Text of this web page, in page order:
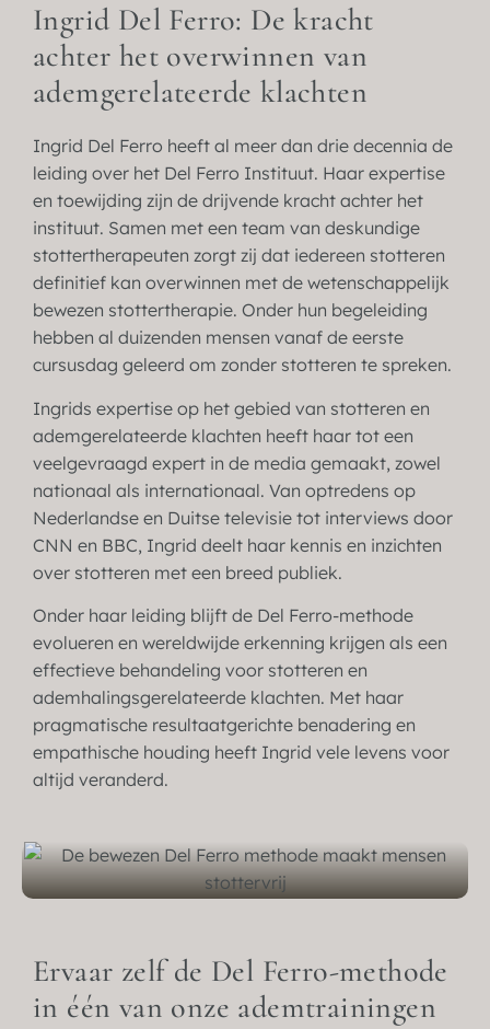
Ingrid Del Ferro: De kracht
achter het overwinnen van
ademgerelateerde klachten
Ingrid Del Ferro heeft al meer dan drie decennia de
leiding over het Del Ferro Instituut. Haar expertise
en toewijding zijn de drijvende kracht achter het
instituut. Samen met een team van deskundige
stottertherapeuten zorgt zij dat iedereen stotteren
definitief kan overwinnen met de wetenschappelijk
bewezen stottertherapie. Onder hun begeleiding
hebben al duizenden mensen vanaf de eerste
cursusdag geleerd om zonder stotteren te spreken.
Ingrids expertise op het gebied van stotteren en
ademgerelateerde klachten heeft haar tot een
veelgevraagd expert in de media gemaakt, zowel
nationaal als internationaal. Van optredens op
Nederlandse en Duitse televisie tot interviews door
CNN en BBC, Ingrid deelt haar kennis en inzichten
over stotteren met een breed publiek.
Onder haar leiding blijft de Del Ferro-methode
evolueren en wereldwijde erkenning krijgen als een
effectieve behandeling voor stotteren en
ademhalingsgerelateerde klachten. Met haar
pragmatische resultaatgerichte benadering en
empathische houding heeft Ingrid vele levens voor
altijd veranderd.
Ervaar zelf de Del Ferro-methode
in één van onze ademtrainingen